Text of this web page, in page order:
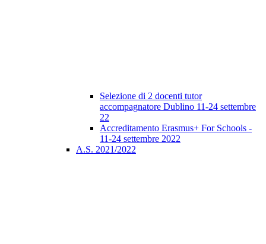
Selezione di 2 docenti tutor
accompagnatore Dublino 11-24 settembre
22
Accreditamento Erasmus+ For Schools -
11-24 settembre 2022
A.S. 2021/2022